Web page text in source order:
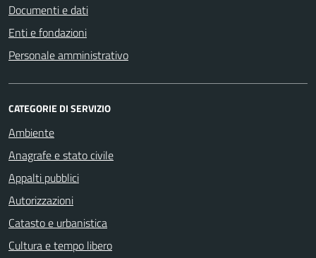
Documenti e dati
Enti e fondazioni
Personale amministrativo
CATEGORIE DI SERVIZIO
Ambiente
Anagrafe e stato civile
Appalti pubblici
Autorizzazioni
Catasto e urbanistica
Cultura e tempo libero